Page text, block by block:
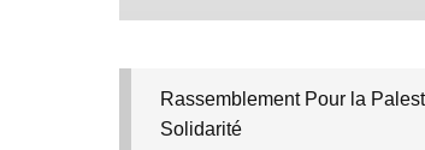
Rassemblement Pour la
Solidarité